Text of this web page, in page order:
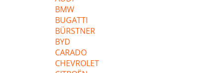
BMW
BUGATTI
BÜRSTNER
BYD
CARADO
CHEVROLET